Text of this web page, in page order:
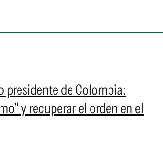
presidente de Colombia:
y recuperar el orden en el